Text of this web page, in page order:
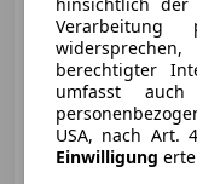
Verarbeitung
berechtigter
umfasst
USA, nach Art.
Einwilligung